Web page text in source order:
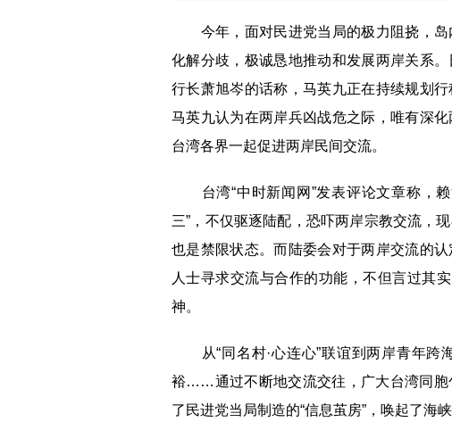
今年，面对民进党当局的极力阻挠，岛
化解分歧，极诚恳地推动和发展两岸关系
行长萧旭岑的话称，马英九正在持续规划
马英九认为在两岸兵凶战危之际，唯有深
台湾各界一起促进两岸民间交流。
台湾“中时新闻网”发表评论文章称，赖
三”，不仅驱逐陆配，恐吓两岸宗教交流，
也是禁限状态。而陆委会对于两岸交流的
人士寻求交流与合作的功能，不但言过其
神。
从“同名村·心连心”联谊到两岸青年跨
裕……通过不断地交流交往，广大台湾同胞
了民进党当局制造的“信息茧房”，唤起了海